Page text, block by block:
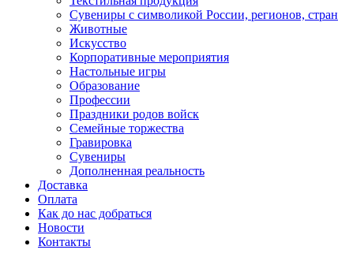
Сувениры с символикой России, регионов, стран
Животные
Искусство
Корпоративные мероприятия
Настольные игры
Образование
Профессии
Праздники родов войск
Семейные торжества
Гравировка
Сувениры
Дополненная реальность
Доставка
Оплата
Как до нас добраться
Новости
Контакты